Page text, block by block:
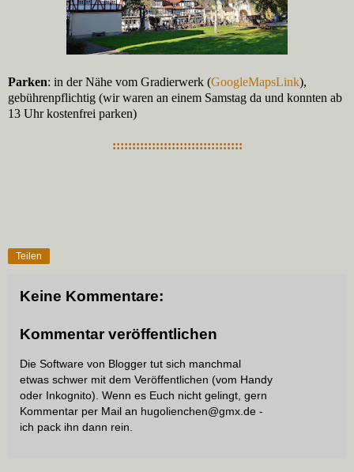
Parken: in der Nähe vom Gradierwerk (GoogleMapsLink),
gebührenpflichtig (wir waren an einem Samstag da und konnten ab
13 Uhr kostenfrei parken)
:::::::::::::::::::::::::::::::::
Teilen
Keine Kommentare:
Kommentar veröffentlichen
Die Software von Blogger tut sich manchmal
etwas schwer mit dem Veröffentlichen (vom Handy
oder Inkognito). Wenn es Euch nicht gelingt, gern
Kommentar per Mail an hugolienchen@gmx.de -
ich pack ihn dann rein.